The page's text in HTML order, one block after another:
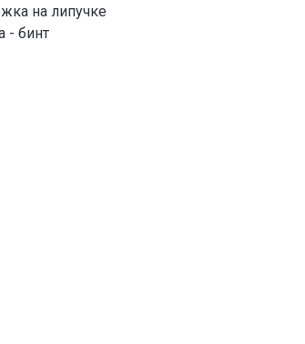
на липучке
- бинт